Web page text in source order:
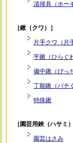
清掃具（ホー
［鍬（クワ）］
片手クワ（片
平鍬（ひらぐ
備中鍬（びっ
丁能鍬（バチ
特殊鍬
［園芸用鋏（ハサミ）
園芸はさみ